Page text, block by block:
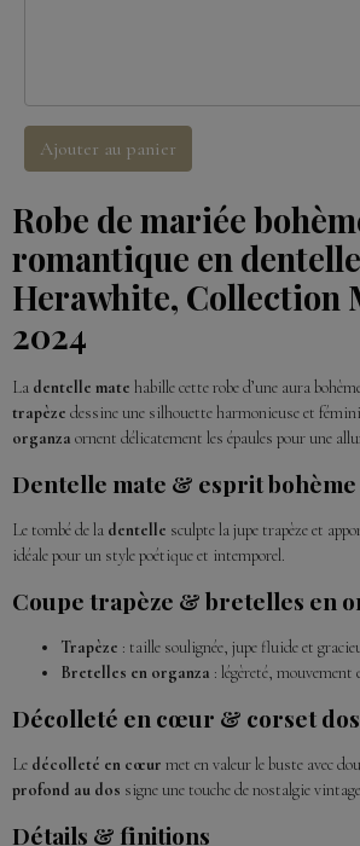
Ajouter au panier
Robe de mariée
romantique en
Herawhite, Collection
2024
La dentelle mate habille cette robe d’une aura
trapèze dessine une silhouette harmonieuse et
organza ornent délicatement les épaules pour une
Dentelle mate & esprit bohème
Le tombé de la dentelle sculpte la jupe trapèze et
idéale pour un style poétique et intemporel.
Coupe trapèze & bretelles en
Trapèze : taille soulignée, jupe fluide et
Bretelles en organza : légèreté,
Décolleté en cœur & corset
Le décolleté en cœur met en valeur le buste avec
profond au dos signe une touche de nostalgie
Détails & finitions